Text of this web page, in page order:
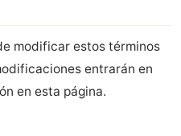
modificar estos términos
entrarán en
en esta página.